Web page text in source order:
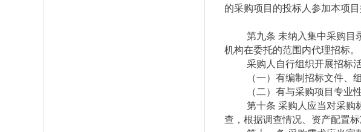
的采购项目的投标人参加本项目
第九条 未纳入集中采购目
机构在委托的范围内代理招标。
采购人自行组织开展招标
（一）有编制招标文件、
（二）有与采购项目专业
第十条 采购人应当对采购
查，根据调查情况、资产配置